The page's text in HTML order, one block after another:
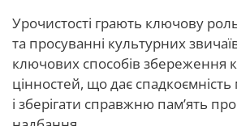
Урочистості грають ключову
та просуванні культурних
ключових способів збереження
цінностей, що дає
і зберігати справжню пам’ять